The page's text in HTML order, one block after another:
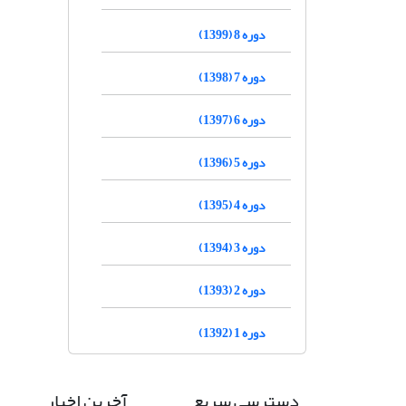
دوره 8 (1399)
دوره 7 (1398)
دوره 6 (1397)
دوره 5 (1396)
دوره 4 (1395)
دوره 3 (1394)
دوره 2 (1393)
دوره 1 (1392)